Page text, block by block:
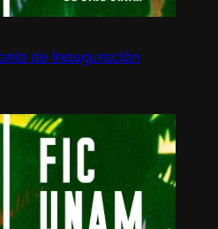
de Inauguración